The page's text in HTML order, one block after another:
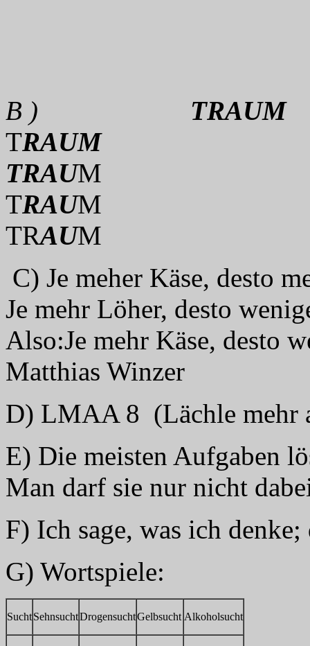
B ) TRAUM
TRAUM
TRAUM
TRAUM
TRAUM
C) Je meher Käse, desto
Je mehr Löher, desto
Also:Je mehr Käse, desto
Matthias Winzer
D) LMAA 8 (Lächle mehr
E) Die meisten Aufgaben
Man darf sie nur nicht
F) Ich sage, was ich
G) Wortspiele:
SuchtSehnsuchtDrogensuchtGelbsucht Alkoholsucht